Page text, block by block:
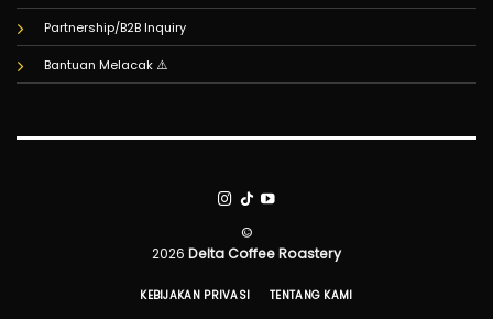
Partnership/B2B Inquiry
Bantuan Melacak ⚠️
©
2026 Delta Coffee Roastery
KEBIJAKAN PRIVASI TENTANG KAMI